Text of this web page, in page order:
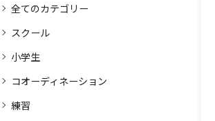
全てのカテゴリー
スクール
小学生
コオーディネーション
練習